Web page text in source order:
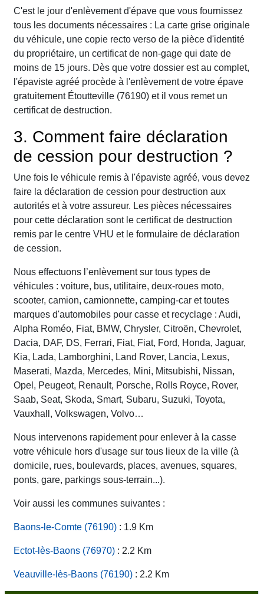
C'est le jour d'enlèvement d'épave que vous fournissez
tous les documents nécessaires : La carte grise originale
du véhicule, une copie recto verso de la pièce d'identité
du propriétaire, un certificat de non-gage qui date de
moins de 15 jours. Dès que votre dossier est au complet,
l'épaviste agréé procède à l'enlèvement de votre épave
gratuitement Étoutteville (76190) et il vous remet un
certificat de destruction.
3. Comment faire déclaration
de cession pour destruction ?
Une fois le véhicule remis à l'épaviste agréé, vous devez
faire la déclaration de cession pour destruction aux
autorités et à votre assureur. Les pièces nécessaires
pour cette déclaration sont le certificat de destruction
remis par le centre VHU et le formulaire de déclaration
de cession.
Nous effectuons l’enlèvement sur tous types de
véhicules : voiture, bus, utilitaire, deux-roues moto,
scooter, camion, camionnette, camping-car et toutes
marques d'automobiles pour casse et recyclage : Audi,
Alpha Roméo, Fiat, BMW, Chrysler, Citroën, Chevrolet,
Dacia, DAF, DS, Ferrari, Fiat, Fiat, Ford, Honda, Jaguar,
Kia, Lada, Lamborghini, Land Rover, Lancia, Lexus,
Maserati, Mazda, Mercedes, Mini, Mitsubishi, Nissan,
Opel, Peugeot, Renault, Porsche, Rolls Royce, Rover,
Saab, Seat, Skoda, Smart, Subaru, Suzuki, Toyota,
Vauxhall, Volkswagen, Volvo…
Nous intervenons rapidement pour enlever à la casse
votre véhicule hors d'usage sur tous lieux de la ville (à
domicile, rues, boulevards, places, avenues, squares,
ponts, gare, parkings sous-terrain...).
Voir aussi les communes suivantes :
Baons-le-Comte (76190) : 1.9 Km
Ectot-lès-Baons (76970) : 2.2 Km
Veauville-lès-Baons (76190) : 2.2 Km